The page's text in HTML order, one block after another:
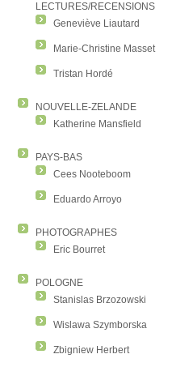
LECTURES/RECENSIONS
Geneviève Liautard
Marie-Christine Masset
Tristan Hordé
NOUVELLE-ZELANDE
Katherine Mansfield
PAYS-BAS
Cees Nooteboom
Eduardo Arroyo
PHOTOGRAPHES
Eric Bourret
POLOGNE
Stanislas Brzozowski
Wislawa Szymborska
Zbigniew Herbert